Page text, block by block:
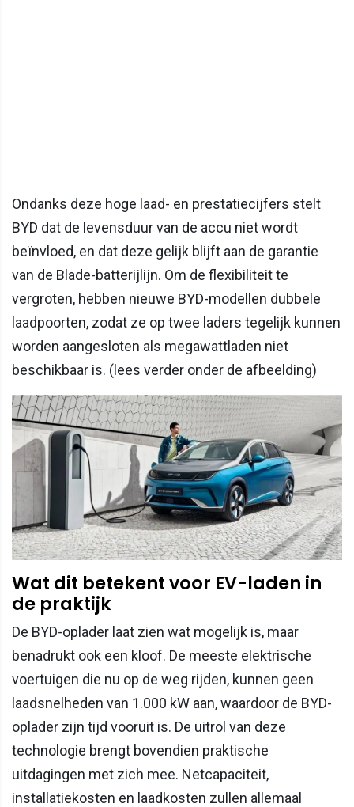
Ondanks deze hoge laad- en prestatiecijfers stelt
BYD dat de levensduur van de accu niet wordt
beïnvloed, en dat deze gelijk blijft aan de garantie
van de Blade-batterijlijn. Om de flexibiliteit te
vergroten, hebben nieuwe BYD-modellen dubbele
laadpoorten, zodat ze op twee laders tegelijk kunnen
worden aangesloten als megawattladen niet
beschikbaar is. (lees verder onder de afbeelding)
Wat dit betekent voor EV-laden in
de praktijk
De BYD-oplader laat zien wat mogelijk is, maar
benadrukt ook een kloof. De meeste elektrische
voertuigen die nu op de weg rijden, kunnen geen
laadsnelheden van 1.000 kW aan, waardoor de BYD-
oplader zijn tijd vooruit is. De uitrol van deze
technologie brengt bovendien praktische
uitdagingen met zich mee. Netcapaciteit,
installatiekosten en laadkosten zullen allemaal